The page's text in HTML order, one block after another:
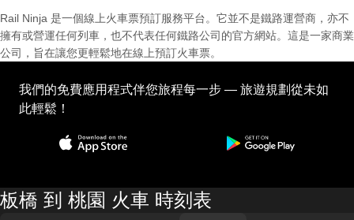
Rail Ninja 是一個線上火車票預訂服務平台。它並不是鐵路運營商，亦不
擁有或營運任何列車，也不代表任何鐵路公司的官方網站。這是一家商業
公司，旨在讓您更輕鬆地在線上預訂火車票。
我們的免費應用程式伴您旅程每一步 — 旅遊規劃從未如
此輕鬆！
板橋 到 桃園 火車 時刻表